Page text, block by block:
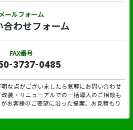
ールフォーム
合わせフォーム
FAX番号
3737-0485
な点がございましたら気軽にお問い合わせ
装・リニューアルでの一括導入のご相談も
お客様のご要望に沿った提案、お見積もり